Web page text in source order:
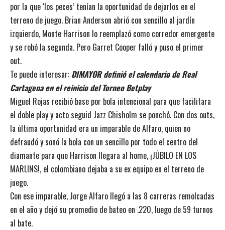
por la que ‘los peces’ tenían la oportunidad de dejarlos en el
terreno de juego. Brian Anderson abrió con sencillo al jardín
izquierdo, Monte Harrison lo reemplazó como corredor emergente
y se robó la segunda. Pero Garret Cooper falló y puso el primer
out.
Te puede interesar: DIMAYOR definió el calendario de Real
Cartagena en el reinicio del Torneo Betplay
Miguel Rojas recibió base por bola intencional para que facilitara
el doble play y acto seguid Jazz Chisholm se ponchó. Con dos outs,
la última oportunidad era un imparable de Alfaro, quien no
defraudó y sonó la bola con un sencillo por todo el centro del
diamante para que Harrison llegara al home, ¡JÚBILO EN LOS
MARLINS!, el colombiano dejaba a su ex equipo en el terreno de
juego.
Con ese imparable, Jorge Alfaro llegó a las 8 carreras remolcadas
en el año y dejó su promedio de bateo en .220, luego de 59 turnos
al bate.